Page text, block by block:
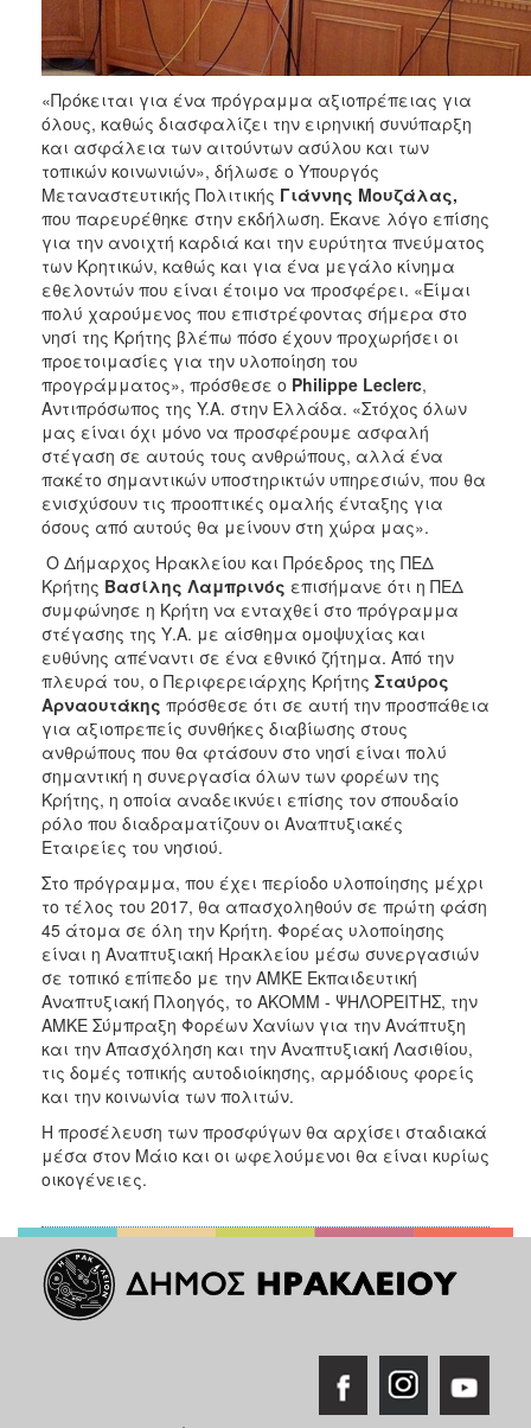
«Πρόκειται για ένα πρόγραμμα αξιοπρέπειας για
όλους, καθώς διασφαλίζει την ειρηνική συνύπαρξη
και ασφάλεια των αιτούντων ασύλου και των
τοπικών κοινωνιών», δήλωσε ο Υπουργός
Μεταναστευτικής Πολιτικής Γιάννης Μουζάλας,
που παρευρέθηκε στην εκδήλωση. Έκανε λόγο επίσης
για την ανοιχτή καρδιά και την ευρύτητα πνεύματος
των Κρητικών, καθώς και για ένα μεγάλο κίνημα
εθελοντών που είναι έτοιμο να προσφέρει. «Είμαι
πολύ χαρούμενος που επιστρέφοντας σήμερα στο
νησί της Κρήτης βλέπω πόσο έχουν προχωρήσει οι
προετοιμασίες για την υλοποίηση του
προγράμματος», πρόσθεσε ο Philippe Leclerc,
Αντιπρόσωπος της Y.Α. στην Ελλάδα. «Στόχος όλων
μας είναι όχι μόνο να προσφέρουμε ασφαλή
στέγαση σε αυτούς τους ανθρώπους, αλλά ένα
πακέτο σημαντικών υποστηρικτών υπηρεσιών, που θα
ενισχύσουν τις προοπτικές ομαλής ένταξης για
όσους από αυτούς θα μείνουν στη χώρα μας».
Ο Δήμαρχος Ηρακλείου και Πρόεδρος της ΠΕΔ
Κρήτης Βασίλης Λαμπρινός επισήμανε ότι η ΠΕΔ
συμφώνησε η Κρήτη να ενταχθεί στο πρόγραμμα
στέγασης της Υ.Α. με αίσθημα ομοψυχίας και
ευθύνης απέναντι σε ένα εθνικό ζήτημα. Από την
πλευρά του, ο Περιφερειάρχης Κρήτης Σταύρος
Αρναουτάκης πρόσθεσε ότι σε αυτή την προσπάθεια
για αξιοπρεπείς συνθήκες διαβίωσης στους
ανθρώπους που θα φτάσουν στο νησί είναι πολύ
σημαντική η συνεργασία όλων των φορέων της
Κρήτης, η οποία αναδεικνύει επίσης τον σπουδαίο
ρόλο που διαδραματίζουν οι Αναπτυξιακές
Εταιρείες του νησιού.
Στο πρόγραμμα, που έχει περίοδο υλοποίησης μέχρι
το τέλος του 2017, θα απασχοληθούν σε πρώτη φάση
45 άτομα σε όλη την Κρήτη. Φορέας υλοποίησης
είναι η Αναπτυξιακή Ηρακλείου μέσω συνεργασιών
σε τοπικό επίπεδο με την ΑΜΚΕ Εκπαιδευτική
Αναπτυξιακή Πλοηγός, το ΑΚΟΜΜ - ΨΗΛΟΡΕΙΤΗΣ, την
ΑΜΚΕ Σύμπραξη Φορέων Χανίων για την Ανάπτυξη
και την Απασχόληση και την Αναπτυξιακή Λασιθίου,
τις δομές τοπικής αυτοδιοίκησης, αρμόδιους φορείς
και την κοινωνία των πολιτών.
Η προσέλευση των προσφύγων θα αρχίσει σταδιακά
μέσα στον Μάιο και οι ωφελούμενοι θα είναι κυρίως
οικογένειες.